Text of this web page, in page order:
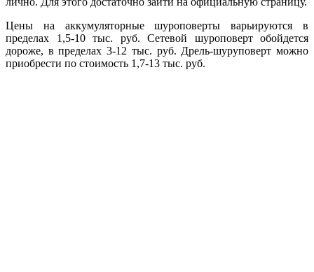
Цены на аккумуляторные шуроповерты варьируются в
пределах 1,5-10 тыс. руб. Сетевой шуроповерт обойдется
дороже, в пределах 3-12 тыс. руб. Дрель-шуруповерт можно
приобрести по стоимость 1,7-13 тыс. руб.